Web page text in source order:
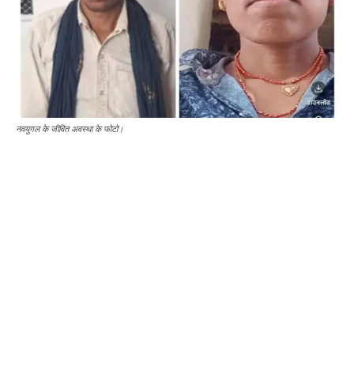
नवयुगल के जीवित अवस्था के फोटो।